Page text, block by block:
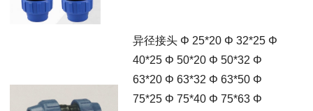
异径接头 Φ 25*20 Φ 32*25 Φ
40*25 Φ 50*20 Φ 50*32 Φ
63*20 Φ 63*32 Φ 63*50 Φ
75*25 Φ 75*40 Φ 75*63 Φ